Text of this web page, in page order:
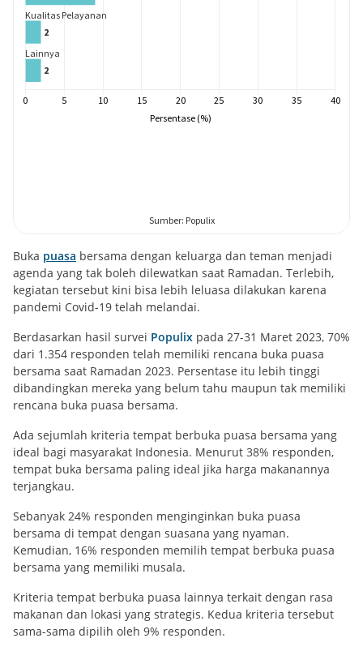
Buka puasa bersama dengan keluarga dan teman menjadi
agenda yang tak boleh dilewatkan saat Ramadan. Terlebih,
kegiatan tersebut kini bisa lebih leluasa dilakukan karena
pandemi Covid-19 telah melandai.
Berdasarkan hasil survei Populix pada 27-31 Maret 2023, 70%
dari 1.354 responden telah memiliki rencana buka puasa
bersama saat Ramadan 2023. Persentase itu lebih tinggi
dibandingkan mereka yang belum tahu maupun tak memiliki
rencana buka puasa bersama.
Ada sejumlah kriteria tempat berbuka puasa bersama yang
ideal bagi masyarakat Indonesia. Menurut 38% responden,
tempat buka bersama paling ideal jika harga makanannya
terjangkau.
Sebanyak 24% responden menginginkan buka puasa
bersama di tempat dengan suasana yang nyaman.
Kemudian, 16% responden memilih tempat berbuka puasa
bersama yang memiliki musala.
Kriteria tempat berbuka puasa lainnya terkait dengan rasa
makanan dan lokasi yang strategis. Kedua kriteria tersebut
sama-sama dipilih oleh 9% responden.